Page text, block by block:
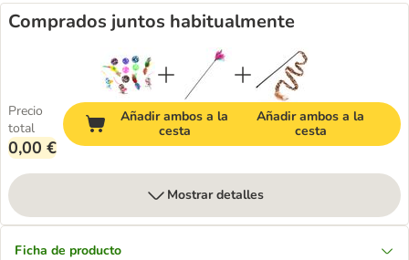
Comprados juntos habitualmente
Precio
total
0,00 €
Añadir ambos a la
cesta
Añadir ambos a la
cesta
Mostrar detalles
Ficha de producto